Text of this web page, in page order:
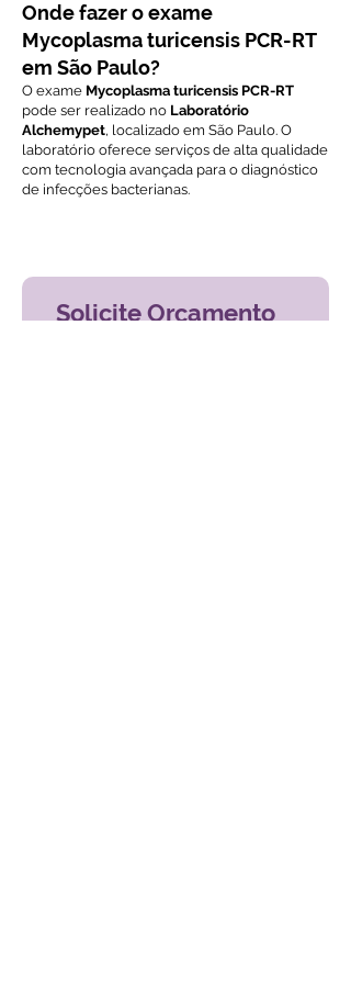
Onde fazer o exame
Mycoplasma turicensis PCR-RT
em São Paulo?
O exame Mycoplasma turicensis PCR-RT
pode ser realizado no Laboratório
Alchemypet, localizado em São Paulo. O
laboratório oferece serviços de alta qualidade
com tecnologia avançada para o diagnóstico
de infecções bacterianas.
Solicite Orçamento